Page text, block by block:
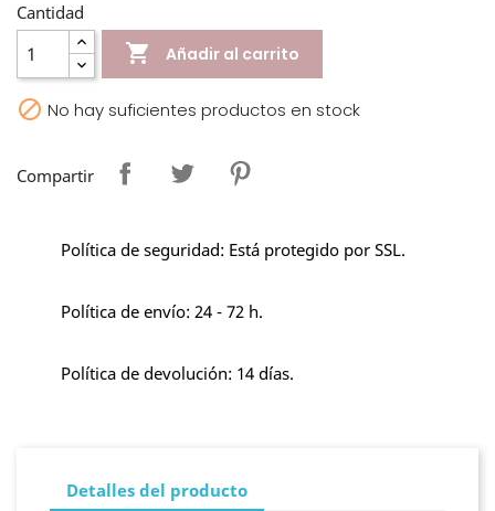
Cantidad
 Añadir al carrito
 No hay suficientes productos en stock
Compartir
Política de seguridad: Está protegido por SSL.
Política de envío: 24 - 72 h.
Política de devolución: 14 días.
Detalles del producto